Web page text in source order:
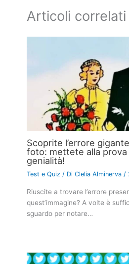
Articoli correlati
Scoprite l’errore
foto: mettete alla prova
genialità!
Test e Quiz / DiClelia Alminerva /
Riuscite a trovare l’errore
quest’immagine? A volte è
sguardo per notare…